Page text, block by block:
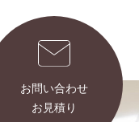
お問い合わせ
お見積り